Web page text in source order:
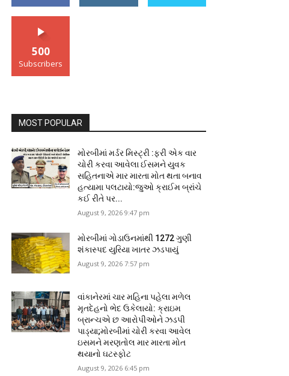
500
Subscribers
MOST POPULAR
મોરબીમાં મર્ડર મિસ્ટ્રી :ફરી એક વાર
ચોરી કરવા આવેલા ઈસમને યુવક
સહિતનાએ માર મારતા મોત થતા બનાવ
હત્યામા પલટાયો:જુઓ ક્રાઈમ બ્રાંચે
કઈ રીતે પર...
August 9, 2026 9:47 pm
મોરબીમાં ગોડાઉનમાંથી 1272 ગુણી
શંકાસ્પદ યુરિયા ખાતર ઝડપાયું
August 9, 2026 7:57 pm
વાંકાનેરમાં ચાર મહિના પહેલા મળેલ
મૃતદેહનો ભેદ ઉકેલાયો: ક્રાઇમ
બ્રાન્ચએ છ આરોપીઓને ઝડપી
પાડ્યા;મોરબીમાં ચોરી કરવા આવેલ
ઇસમને મરણતોલ માર મારતા મોત
થયાનો ઘટસ્ફોટ
August 9, 2026 6:45 pm